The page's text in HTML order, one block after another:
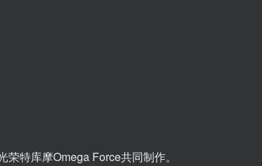
特库摩Omega Force共同制作。